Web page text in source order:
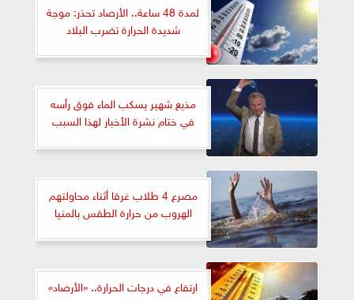
لمدة 48 ساعة.. الأرصاد تحذر: موجة
شديدة الحرارة تضرب البلاد
مذيع شهير يسكب الماء فوق رأسه
في ختام نشرة الأخبار لهذا السبب
مصرع 4 طلاب غرقا أثناء محاولتهم
الهروب من حرارة الطقس بالمنيا
ارتفاع في درجات الحرارة.. «الأرصاد»